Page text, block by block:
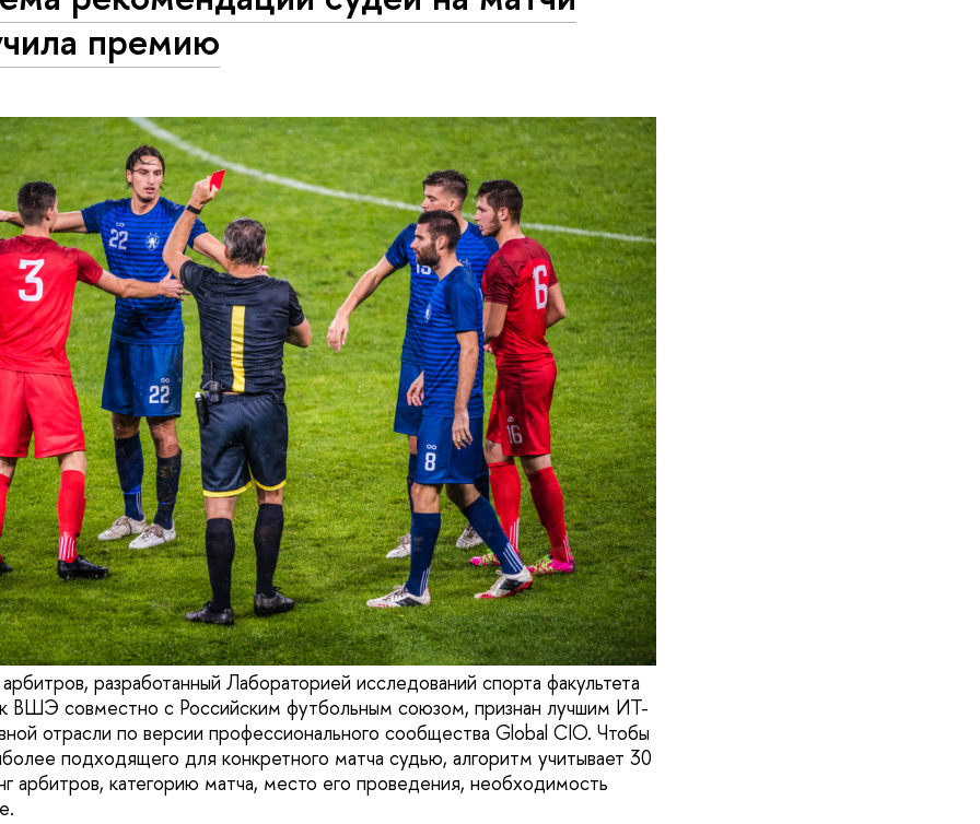
премию
разработанный Лабораторией исследований спорта факультета
ВШЭ совместно с Российским футбольным союзом, признан лучшим ИТ-
отрасли по версии профессионального сообщества Global CIO. Чтобы
подходящего для конкретного матча судью, алгоритм учитывает 30
арбитров, категорию матча, место его проведения, необходимость